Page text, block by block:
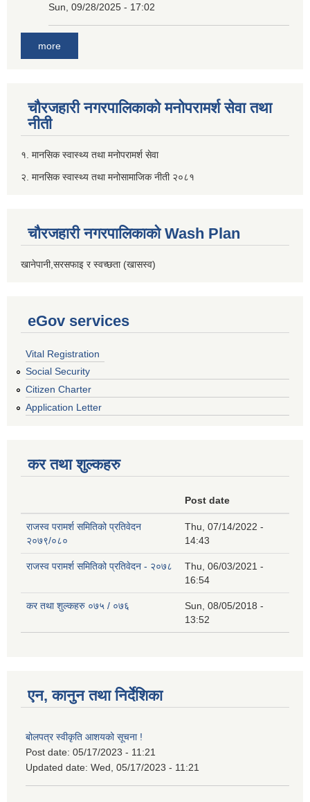
Sun, 09/28/2025 - 17:02
more
चौरजहारी नगरपालिकाको मनोपरामर्श सेवा तथा
नीती
१. मानसिक स्वास्थ्य तथा मनोपरामर्श सेवा
२. मानसिक स्वास्थ्य तथा मनोसामाजिक नीती २०८१
चौरजहारी नगरपालिकाको Wash Plan
खानेपानी,सरसफाइ र स्वच्छता (खासस्व)
eGov services
Vital Registration
Social Security
Citizen Charter
Application Letter
कर तथा शुल्कहरु
Post date
राजस्व परामर्श समितिको प्रतिवेदन
२०७९/०८०
Thu, 07/14/2022 -
14:43
राजस्व परामर्श समितिको प्रतिवेदन - २०७८
Thu, 06/03/2021 -
16:54
कर तथा शुल्कहरु ०७५ / ०७६
Sun, 08/05/2018 -
13:52
एन, कानुन तथा निर्देशिका
बोलपत्र स्वीकृति आशयको सूचना !
Post date: 05/17/2023 - 11:21
Updated date: Wed, 05/17/2023 - 11:21